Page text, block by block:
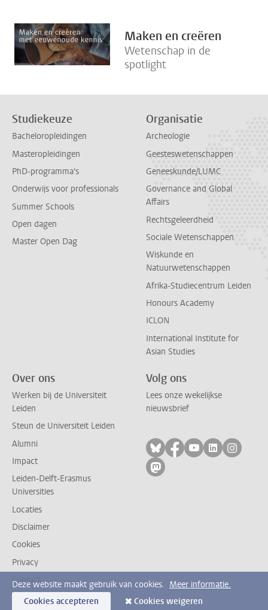
Maken en creëren
Wetenschap in de
spotlight
Studiekeuze
Bacheloropleidingen
Masteropleidingen
PhD-programma's
Onderwijs voor professionals
Summer Schools
Open dagen
Master Open Dag
Organisatie
Archeologie
Geesteswetenschappen
Geneeskunde/LUMC
Governance and Global
Affairs
Rechtsgeleerdheid
Sociale Wetenschappen
Wiskunde en
Natuurwetenschappen
Afrika-Studiecentrum Leiden
Honours Academy
ICLON
International Institute for
Asian Studies
Over ons
Werken bij de Universiteit
Leiden
Steun de Universiteit Leiden
Alumni
Impact
Leiden-Delft-Erasmus
Universities
Locaties
Disclaimer
Cookies
Privacy
Contact
Volg ons
Lees onze wekelijkse
nieuwsbrief
Volg ons op bluesky
Volg ons op
Volg ons op
Volg ons
Volg
Volg ons op mastodon
Deze website maakt gebruik van cookies. Meer informatie.
Cookies accepteren
Cookies weigeren